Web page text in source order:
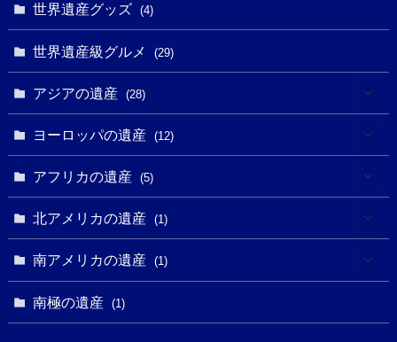
(18)
(3)
(7)
(2)
(5)
(16)
(62)
(1)
(5)
(2)
(2)
(7)
(2)
(5)
(19)
(8)
世界遺産グッズ (4)
世界遺産級グルメ (29)
アジアの遺産 (28)
(1)
(1)
(18)
ヨーロッパの遺産 (12)
(2)
(1)
(1)
(2)
アフリカの遺産 (5)
(3)
北アメリカの遺産 (1)
(1)
(1)
南アメリカの遺産 (1)
南極の遺産 (1)